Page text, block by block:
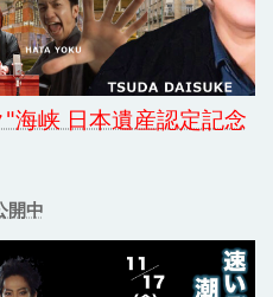
海峡 日本遺産認定記念
開中